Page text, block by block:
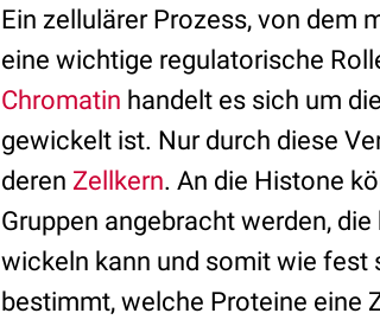
Ein zellulärer Prozess, von dem
eine wichtige regulatorische
Chromatin handelt es sich um
gewickelt ist. Nur durch diese
deren Zellkern. An die Histone
Gruppen angebracht werden,
wickeln kann und somit wie fest
bestimmt, welche Proteine eine